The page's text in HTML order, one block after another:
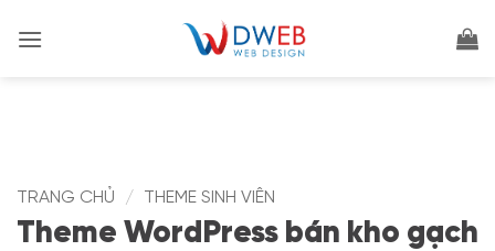
qua
TRANG CHỦ / THEME SINH VIÊN
Theme WordPress bán kho gạch